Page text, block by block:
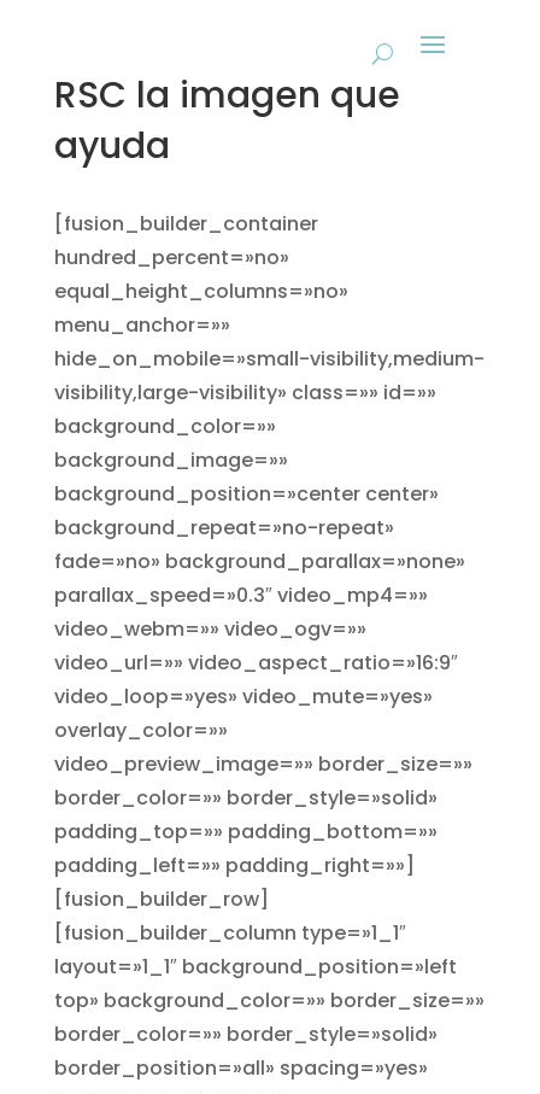
RSC la imagen que
ayuda
[fusion_builder_container
hundred_percent=»no»
equal_height_columns=»no»
menu_anchor=»»
hide_on_mobile=»small-visibility,medium-
visibility,large-visibility» class=»» id=»»
background_color=»»
background_image=»»
background_position=»center center»
background_repeat=»no-repeat»
fade=»no» background_parallax=»none»
parallax_speed=»0.3″ video_mp4=»»
video_webm=»» video_ogv=»»
video_url=»» video_aspect_ratio=»16:9″
video_loop=»yes» video_mute=»yes»
overlay_color=»»
video_preview_image=»» border_size=»»
border_color=»» border_style=»solid»
padding_top=»» padding_bottom=»»
padding_left=»» padding_right=»»]
[fusion_builder_row]
[fusion_builder_column type=»1_1″
layout=»1_1″ background_position=»left
top» background_color=»» border_size=»»
border_color=»» border_style=»solid»
border_position=»all» spacing=»yes»